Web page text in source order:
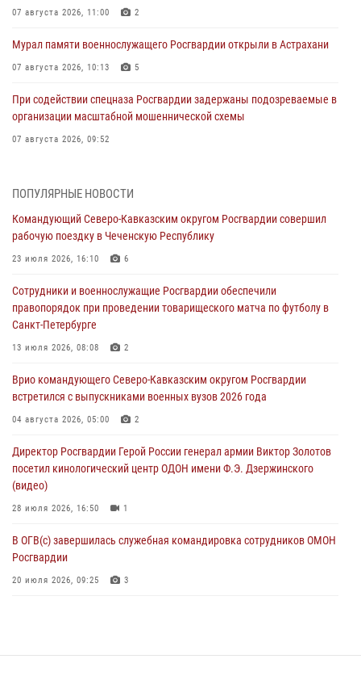
07 августа 2026, 11:00 2
Мурал памяти военнослужащего Росгвардии открыли в Астрахани
07 августа 2026, 10:13 5
При содействии спецназа Росгвардии задержаны подозреваемые в
организации масштабной мошеннической схемы
07 августа 2026, 09:52
составом военно-политических органов
Мастер-класс по боевым искусствам провели росгвардейцы в
Херсонской области
Росгвардейцы задержали хулигана, пугавшего пневматическим
пистолетом граждан центре Санкт-Петербурга
07 августа 2026, 08:33
В центре Москвы росгвардейцы задержали мужчину, пытавшегося
проникнуть на охраняемый объект через крышу (видео)
07 августа 2026, 08:04
ПОПУЛЯРНЫЕ НОВОСТИ
Командующий Северо-Кавказским округом Росгвардии совершил
рабочую поездку в Чеченскую Республику
23 июля 2026, 16:10 6
Сотрудники и военнослужащие Росгвардии обеспечили
правопорядок при проведении товарищеского матча по футболу в
Санкт-Петербурге
13 июля 2026, 08:08 2
Врио командующего Северо-Кавказским округом Росгвардии
встретился с выпускниками военных вузов 2026 года
04 августа 2026, 05:00 2
Директор Росгвардии Герой России генерал армии Виктор Золотов
посетил кинологический центр ОДОН имени Ф.Э. Дзержинского
(видео)
28 июля 2026, 16:50 1
В ОГВ(с) завершилась служебная командировка сотрудников ОМОН
Росгвардии
20 июля 2026, 09:25 3